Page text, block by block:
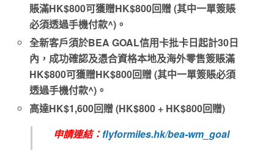
賬滿HK$800可獲贈HK$800回贈 (其中一單簽賬
必須透過手機付款^)。
全新客戶須於BEA GOAL信用卡批卡日起計30日
內，成功確認及憑合資格本地及海外零售簽賬滿
HK$800可獲贈HK$800回贈 (其中一單簽賬必須
透過手機付款^)。
高達HK$1,600回贈 (HK$800 + HK$800回贈)
申請連結：flyformiles.hk/bea-wm_goal